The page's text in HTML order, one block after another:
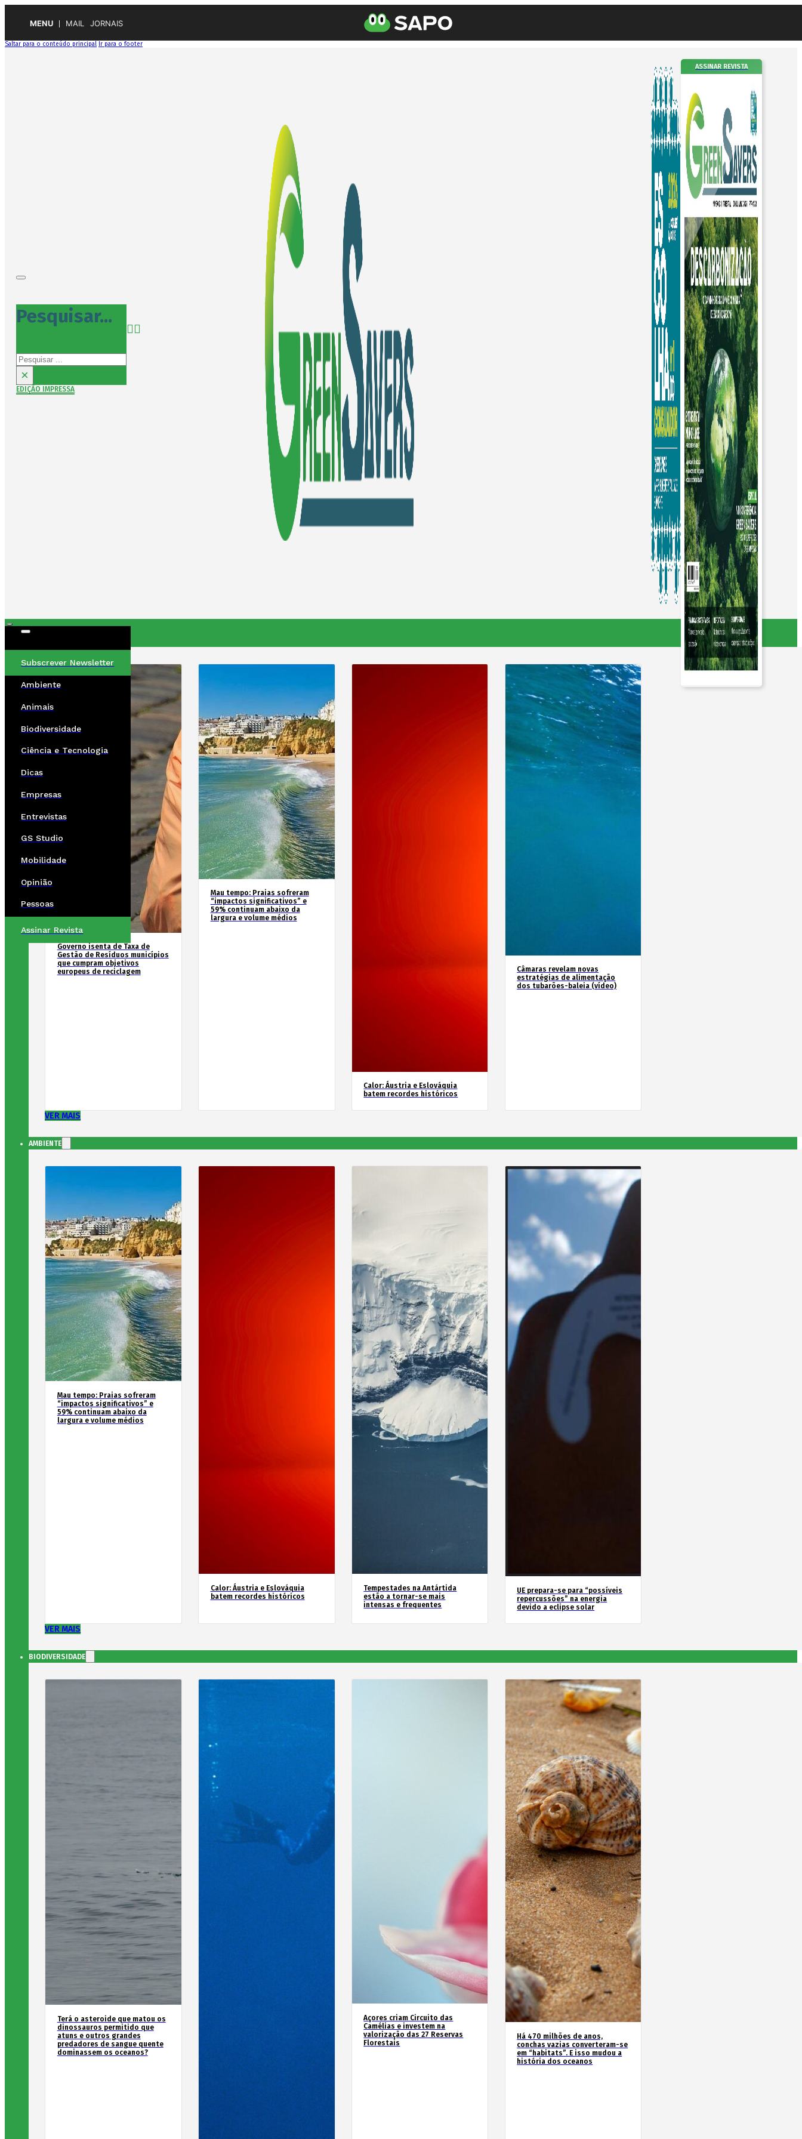
MENU MAIL JORNAIS
Saltar para o conteúdo principal Ir para o footer
Pesquisar...
Pesquisar
×
EDIÇÃO IMPRESSA
ASSINAR REVISTA
Subscrever Newsletter
Ambiente
Animais
Biodiversidade
Ciência e Tecnologia
Dicas
Empresas
Entrevistas
GS Studio
Mobilidade
Opinião
Pessoas
Assinar Revista
Governo isenta de Taxa de
Gestão de Resíduos municípios
que cumpram objetivos
europeus de reciclagem
Mau tempo: Praias sofreram
“impactos significativos” e
59% continuam abaixo da
largura e volume médios
Calor: Áustria e Eslováquia
batem recordes históricos
Câmaras revelam novas
estratégias de alimentação
dos tubarões-baleia (vídeo)
VER MAIS
AMBIENTE
Mau tempo: Praias sofreram
“impactos significativos” e
59% continuam abaixo da
largura e volume médios
Calor: Áustria e Eslováquia
batem recordes históricos
Tempestades na Antártida
estão a tornar-se mais
intensas e frequentes
UE prepara-se para “possíveis
repercussões” na energia
devido a eclipse solar
VER MAIS
BIODIVERSIDADE
Terá o asteroide que matou os
dinossauros permitido que
atuns e outros grandes
predadores de sangue quente
dominassem os oceanos?
Açores criam Circuito das
Camélias e investem na
valorização das 27 Reservas
Florestais
Há 470 milhões de anos,
conchas vazias converteram-se
em “habitats”. E isso mudou a
história dos oceanos